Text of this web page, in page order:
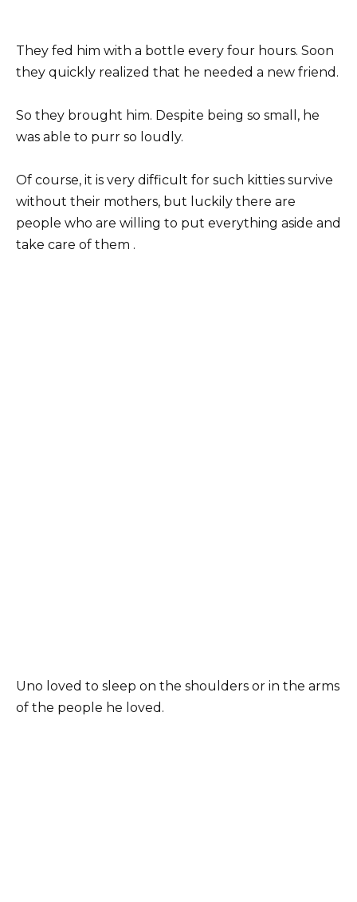
They fed him with a bottle every four hours. Soon
they quickly realized that he needed a new friend.
So they brought him. Despite being so small, he
was able to purr so loudly.
Of course, it is very difficult for such kitties survive
without their mothers, but luckily there are
people who are willing to put everything aside and
take care of them .
Uno loved to sleep on the shoulders or in the arms
of the people he loved.